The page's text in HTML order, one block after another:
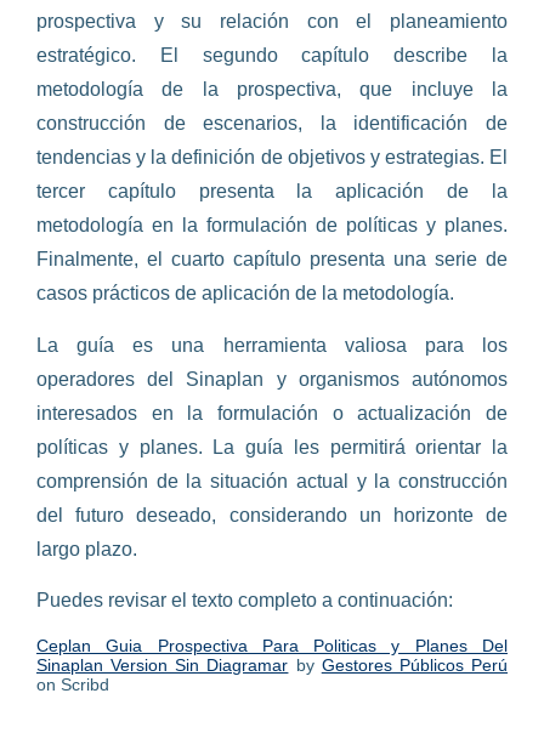
prospectiva y su relación con el planeamiento
estratégico. El segundo capítulo describe la
metodología de la prospectiva, que incluye la
construcción de escenarios, la identificación de
tendencias y la definición de objetivos y estrategias. El
tercer capítulo presenta la aplicación de la
metodología en la formulación de políticas y planes.
Finalmente, el cuarto capítulo presenta una serie de
casos prácticos de aplicación de la metodología.
La guía es una herramienta valiosa para los
operadores del Sinaplan y organismos autónomos
interesados en la formulación o actualización de
políticas y planes. La guía les permitirá orientar la
comprensión de la situación actual y la construcción
del futuro deseado, considerando un horizonte de
largo plazo.
Puedes revisar el texto completo a continuación:
Ceplan Guia Prospectiva Para Politicas y Planes Del
Sinaplan Version Sin Diagramar by Gestores Públicos Perú
on Scribd